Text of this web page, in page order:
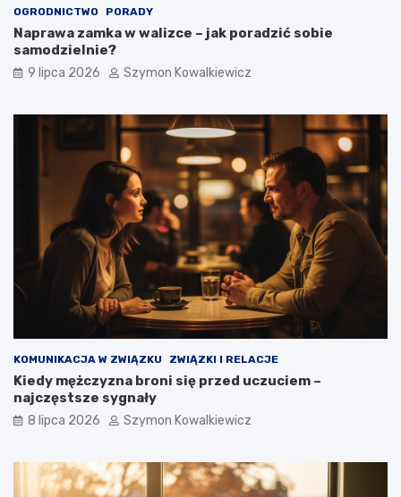
OGRODNICTWO PORADY
Naprawa zamka w walizce – jak poradzić sobie
samodzielnie?
9 lipca 2026 Szymon Kowalkiewicz
KOMUNIKACJA W ZWIĄZKU ZWIĄZKI I RELACJE
Kiedy mężczyzna broni się przed uczuciem –
najczęstsze sygnały
8 lipca 2026 Szymon Kowalkiewicz